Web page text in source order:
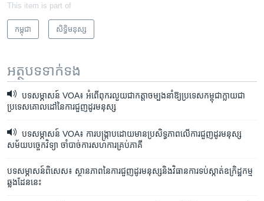
This item is part of
កម្ពុជា សិទ្ធិ​មនុស្ស
អត្ថបទ​ទាក់ទង
បទសម្ភាសន៍ VOA៖ អំពើ​ពុក​រលួយ​ជា​កត្តា​ចម្បង​នាំ​ឱ្យ​ប្រទេស​កម្ពុជា​ក្លាយ​ជា​
ប្រទេស​គោល​ដៅ​នៃ​ការ​ជួញ​ដូរ​មនុស្ស
បទសម្ភាសន៍ VOA៖ ការ​បង្ក្រាប​ដោយ​មាន​ប្រសិទ្ធភាព​លើ​ការ​ជួញ​ដូរ​មនុស្ស​​
សម័យ​បច្ចេកវិទ្យា ចាំបាច់​ការ​សហការ​គ្រប់ភាគី
បទសម្ភាសន៍ពិសេស៖ ស្ថានភាពនៃការជួញដូរមនុស្សនិងវិធានការទប់ស្កាត់ឧក្រិដ្ឋកម្ម
ឆ្លងដែននេះ